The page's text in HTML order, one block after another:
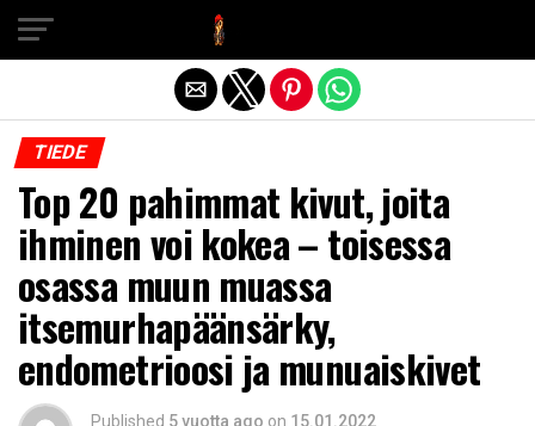
TIEDE
Top 20 pahimmat kivut, joita
ihminen voi kokea – toisessa
osassa muun muassa
itsemurhapäänsärky,
endometrioosi ja munuaiskivet
Published 5 vuotta ago on 15.01.2022
Exit mobile version